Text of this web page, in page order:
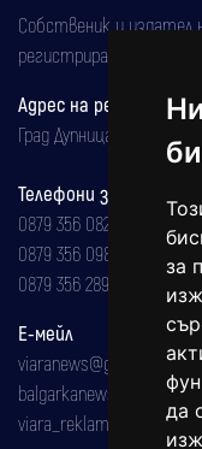
за
да
Собственик и издател
регистрирана на
Адрес на редакцията
Град Дупница, ул.''Христо
Телефони за реклама
0879 356 082
0879 356 098
0879 356 289
Е-мейл
viaranews@gmail.com
balgarkanews@gmail.com
viara_reklama@mail.bg